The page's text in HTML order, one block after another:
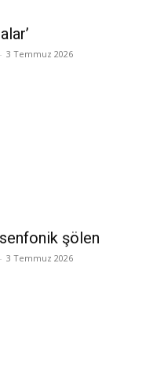
- 3 Temmuz 2026
şölen
- 3 Temmuz 2026